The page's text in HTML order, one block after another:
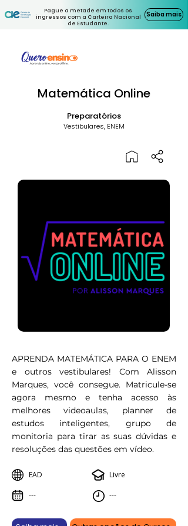
Pague a metade em todos os
ingressos com a Carteira Nacional
de Estudante.
Saiba mais
Matemática Online
Preparatórios
Vestibulares, ENEM
APRENDA MATEMÁTICA PARA O ENEM
e outros vestibulares! Com Alisson
Marques, você consegue. Matricule-se
agora mesmo e tenha acesso às
melhores videoaulas, planner de
estudos inteligentes, grupo de
monitoria para tirar as suas dúvidas e
resoluções das questões em vídeo.
EAD
---
Livre
---